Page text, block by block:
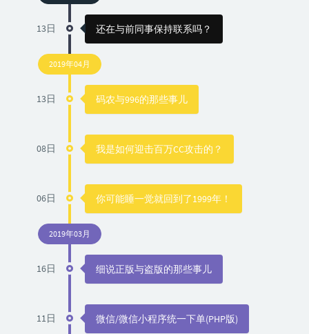
13日 还在与前同事保持联系吗？
2019年04月
13日 码农与996的那些事儿
08日 我是如何迎击百万CC攻击的？
06日 你可能睡一觉就回到了1999年！
2019年03月
16日 细说正版与盗版的那些事儿
11日 微信/微信小程序统一下单(PHP版)